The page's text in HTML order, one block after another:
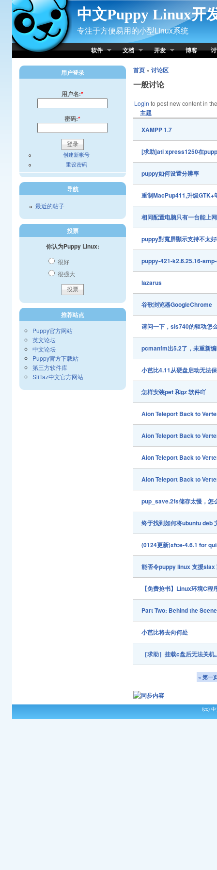
Skip to Content
中文Puppy Linux开
专注于方便易用的小型Linux系统
软件 文档 开发 博客
首页» 讨论区
一般讨论
Login to post new content in
主题
XAMPP 1.7
[求助]ati xpress1250在
puppy如何设置分辨率
重制MacPup411,升级GTK+
相同配置电脑只有一台能上
puppy對寬屏顯示支持不太
puppy-421-k2.6.25.16-
lazarus
谷歌浏览器GoogleChrome
请问一下，sis740的驱动怎
pcmanfm出5.2了，未重新
小芭比4.11从硬盘启动无法
怎样安装pet 和gz 软件吖
Aion Teleport Back to
Aion Teleport Back to
Aion Teleport Back to
Aion Teleport Back to
pup_save.2fs储存太慢，怎
终于找到如何将ubuntu deb
(0124更新)xfce-4.6.1 for
能否令puppy linux 支援slax
【免费抢书】Linux环境C程
Part Two: Behind the
小芭比将去向何处
［求助］挂载c盘后无法关
« 第一
用户登录
用户名:*
密码:*
创建新帐号
重设密码
导航
最近的帖子
投票
你认为Puppy Linux:
很好
很强大
推荐站点
Puppy官方网站
英文论坛
中文论坛
Puppy官方下载站
第三方软件库
SliTaz中文官方网站
(cc)中